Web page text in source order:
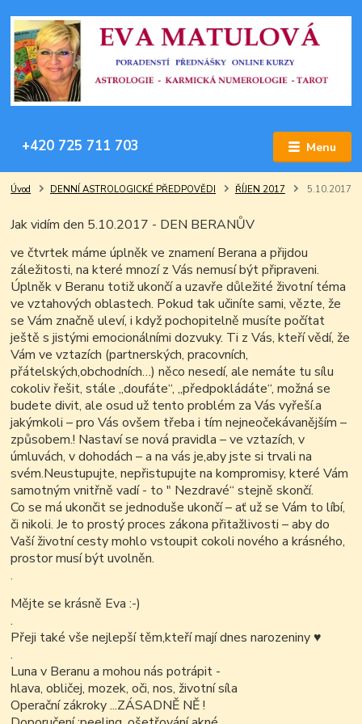
Menu
+420 725 711 703
Úvod DENNÍ ASTROLOGICKÉ PŘEDPOVĚDI ŘÍJEN 2017 5.10.2017
Jak vidím den 5.10.2017 - DEN BERANŮV
ve čtvrtek máme úplněk ve znamení Berana a přijdou
záležitosti, na které mnozí z Vás nemusí být připraveni.
Úplněk v Beranu totiž ukončí a uzavře důležité životní téma
ve vztahových oblastech. Pokud tak učiníte sami, vězte, že
se Vám značně uleví, i když pochopitelně musíte počítat
ještě s jistými emocionálními dozvuky. Ti z Vás, kteří vědí, že
Vám ve vztazích (partnerských, pracovních,
přátelských,obchodních…) něco nesedí, ale nemáte tu sílu
cokoliv řešit, stále „doufáte“, „předpokládáte“, možná se
budete divit, ale osud už tento problém za Vás vyřeší.a
jakýmkoli – pro Vás ovšem třeba i tím nejneočekávanějším –
způsobem.! Nastaví se nová pravidla – ve vztazích, v
úmluvách, v dohodách – a na vás je,aby jste si trvali na
svém.Neustupujte, nepřistupujte na kompromisy, které Vám
samotným vnitřně vadí - to " Nezdravé“ stejně skončí.
Co se má ukončit se jednoduše ukončí – ať už se Vám to líbí,
či nikoli. Je to prostý proces zákona přitažlivosti – aby do
Vaší životní cesty mohlo vstoupit cokoli nového a krásného,
prostor musí být uvolněn.
.
Mějte se krásně Eva :-)
.
Přeji také vše nejlepší těm,kteří mají dnes narozeniny ♥
.
Luna v Beranu a mohou nás potrápit -
hlava, obličej, mozek, oči, nos, životní síla
Operační zákroky ...ZÁSADNĚ NĚ !